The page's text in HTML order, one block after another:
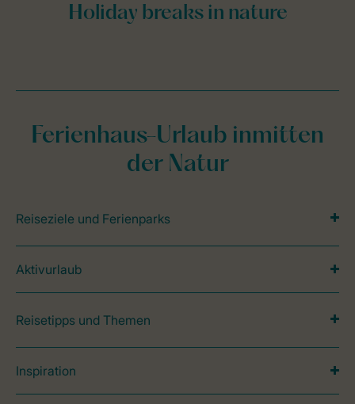
Ferienhaus-Urlaub inmitten
der Natur
Reiseziele und Ferienparks
Aktivurlaub
Reisetipps und Themen
Inspiration